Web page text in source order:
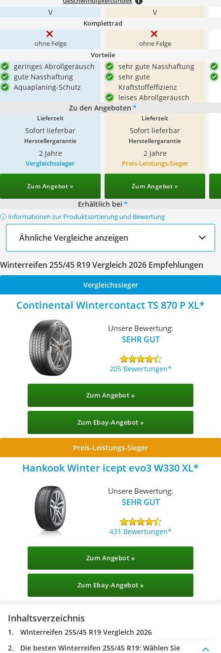
V V
Komplettrad
ohne Felge ohne Felge
Vorteile
geringes Abrollgeräusch
gute Nasshaftung
Aquaplaning-Schutz
sehr gute Nasshaftung
sehr gute
Kraftstoffeffizienz
leises Abrollgeräusch
Zu den Angeboten *
Lieferzeit
Sofort lieferbar
Lieferzeit
Sofort lieferbar
Herstellergarantie
2 Jahre
Herstellergarantie
2 Jahre
Vergleichssieger
Zum Angebot »
Preis-Leistungs-Sieger
Zum Angebot »
Erhältlich bei *
ⓘ Informationen zur Produktsortierung und Bewertung
Ähnliche Vergleiche anzeigen
Winterreifen 255/45 R19 Vergleich 2026 Empfehlungen
Vergleichssieger
Continental Wintercontact TS 870 P XL
Unsere Bewertung:
SEHR GUT
205 Bewertungen
Zum Angebot »
Zum Ebay-Angebot »
Preis-Leistungs-Sieger
Hankook Winter icept evo3 W330 XL
Unsere Bewertung:
SEHR GUT
431 Bewertungen
Zum Angebot »
Zum Ebay-Angebot »
Inhaltsverzeichnis
Winterreifen 255/45 R19 Vergleich 2026
Die besten Winterreifen 255/45 R19: Wählen Sie